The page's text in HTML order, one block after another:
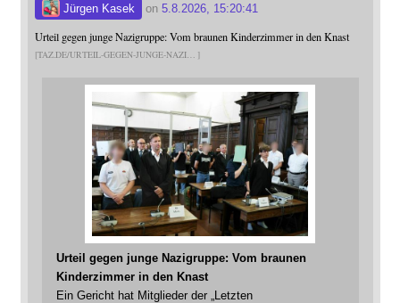
Jürgen Kasek on 5.8.2026, 15:20:41
Urteil gegen junge Nazigruppe: Vom braunen Kinderzimmer in den Knast
TAZ.DE/URTEIL-GEGEN-JUNGE-NAZI
Urteil gegen junge Nazigruppe: Vom braunen
Kinderzimmer in den Knast
Ein Gericht hat Mitglieder der „Letzten